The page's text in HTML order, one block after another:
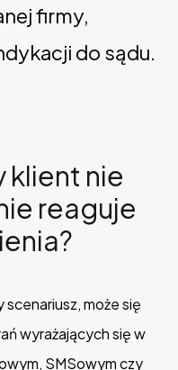
firmy,
do sądu.
klient nie
reaguje
scenariusz, może się
wyrażających się w
SMSowym czy